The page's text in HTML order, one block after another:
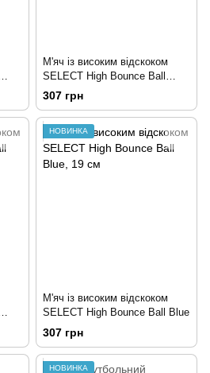
М'яч із високим відскоком
SELECT High Bounce Ball
Orange
307 грн
НОВИНКА
М'яч із високим відскоком
SELECT High Bounce Ball Blue
307 грн
НОВИНКА